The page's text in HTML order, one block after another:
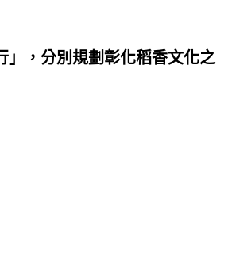
」，分別規劃彰化稻香文化之